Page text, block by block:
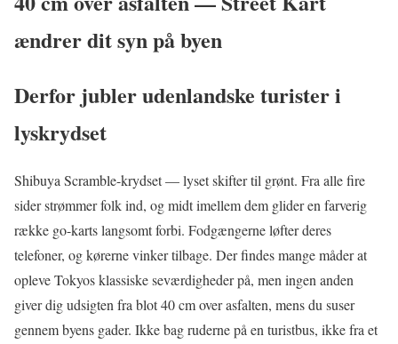
ændrer dit syn på byen
Derfor jubler udenlandske turister i
lyskrydset
Shibuya Scramble-krydset — lyset skifter til grønt. Fra alle fire
sider strømmer folk ind, og midt imellem dem glider en farverig
række go-karts langsomt forbi. Fodgængerne løfter deres
telefoner, og kørerne vinker tilbage. Der findes mange måder at
opleve Tokyos klassiske seværdigheder på, men ingen anden
giver dig udsigten fra blot 40 cm over asfalten, mens du suser
gennem byens gader. Ikke bag ruderne på en turistbus, ikke fra et